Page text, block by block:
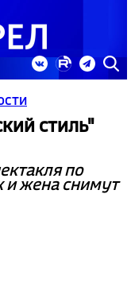
стиль"
по
жена снимут